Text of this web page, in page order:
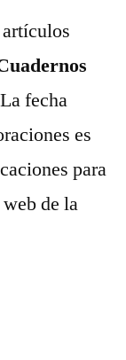
fecha
es
para
de la